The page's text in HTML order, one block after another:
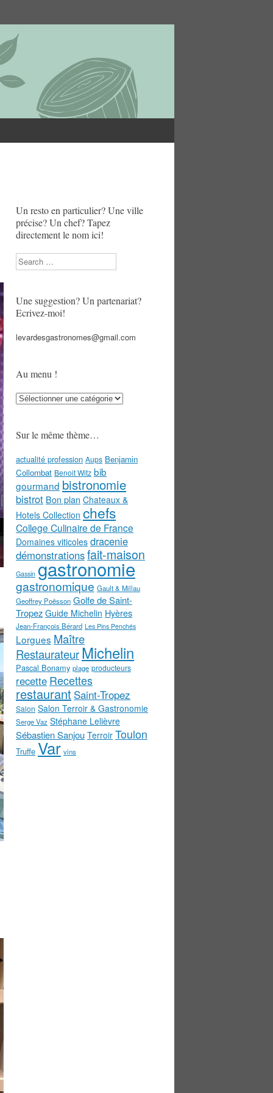
Un resto en particulier? Une ville
précise? Un chef? Tapez
directement le nom ici!
Search
Une suggestion? Un partenariat?
Ecrivez-moi!
levardesgastronomes@gmail.com
Au menu !
Au
Sur le même thème…
actualité profession Aups Benjamin
Collombat Benoit Witz bib
gourmand bistronomie
bistrot Bon plan Chateaux &
Hotels Collection chefs
College Culinaire de France
Domaines viticoles dracenie
démonstrationsfait-maison
Gassin gastronomie
gastronomique Gault & Millau
Geoffrey Poësson Golfe de Saint-
Tropez Guide Michelin Hyères
Jean-François Bérard Les Pins Penchés
Lorgues Maître
RestaurateurMichelin
Pascal Bonamy plage producteurs
recette Recettes
restaurant Saint-Tropez
Salon Salon Terroir & Gastronomie
Serge Vaz Stéphane Lelièvre
Sébastien Sanjou Terroir Toulon
Truffe Var vins